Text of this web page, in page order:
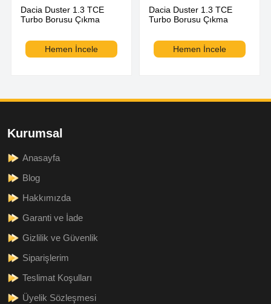
Dacia Duster 1.3 TCE
Turbo Borusu Çıkma
Hemen İncele
Dacia Duster 1.3 TCE
Turbo Borusu Çıkma
Hemen İncele
Kurumsal
Anasayfa
Blog
Hakkımızda
Garanti ve İade
Gizlilik ve Güvenlik
Siparişlerim
Teslimat Koşulları
Üyelik Sözleşmesi